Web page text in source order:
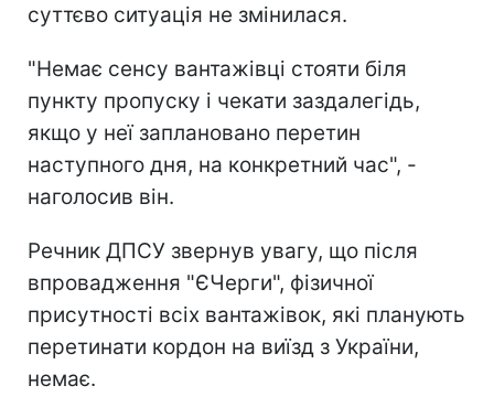
суттєво ситуація не змінилася.
"Немає сенсу вантажівці стояти біля
пункту пропуску і чекати заздалегідь,
якщо у неї заплановано перетин
наступного дня, на конкретний час", -
наголосив він.
Речник ДПСУ звернув увагу, що після
впровадження "ЄЧерги", фізичної
присутності всіх вантажівок, які планують
перетинати кордон на виїзд з України,
немає.